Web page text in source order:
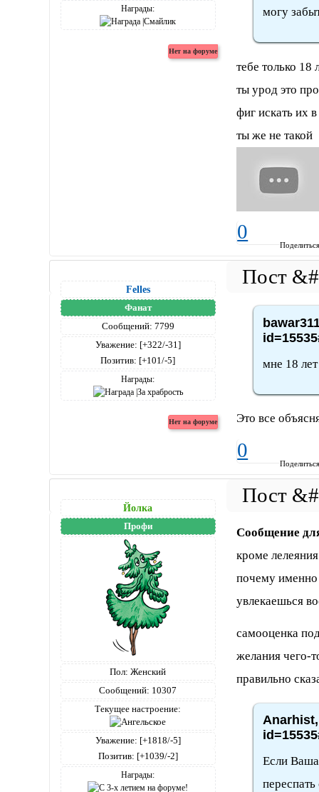
Награды: могу
тебе только 18
ты урод это
фиг искать их
ты же не такой
0
Felles
Фанат
Сообщений: 7799
Уважение: [+322/-31]
Позитив: [+101/-5]
Награды:
мне 18 лет
Это все
0
Йолка
Профи
Пол: Женский
Сообщений: 10307
Текущее настроение:
Уважение: [+1818/-5]
Позитив: [+1039/-2]
Награды:
Сообщение
кроме
почему именно
увлекаешься
самооценка
желания чего-
правильно
Если Ваша